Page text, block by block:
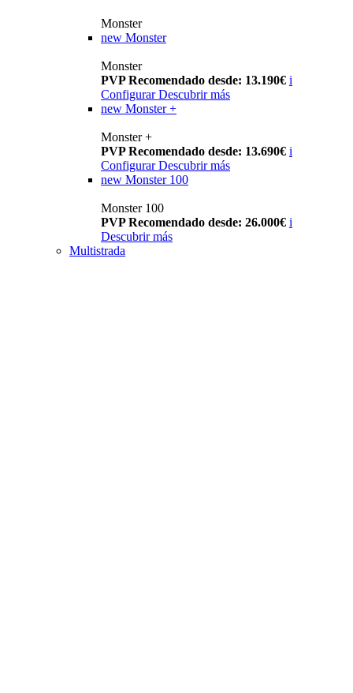
Monster
new Monster
Monster
PVP Recomendado desde: 13.190€ i
Configurar Descubrir más
new Monster +
Monster +
PVP Recomendado desde: 13.690€ i
Configurar Descubrir más
new Monster 100
Monster 100
PVP Recomendado desde: 26.000€ i
Descubrir más
Multistrada